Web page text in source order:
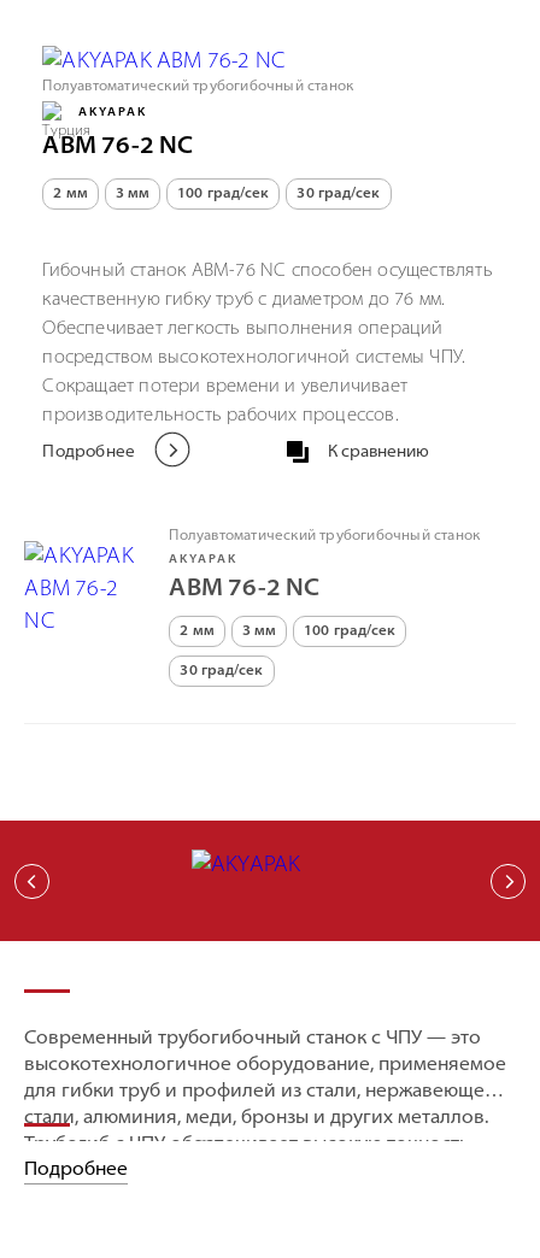
Полуавтоматический трубогибочный станок
AKYAPAK
ABM 76-2 NC
2 мм 3 мм 100 град/сек 30 град/сек
Гибочный станок АВМ-76 NC способен осуществлять
качественную гибку труб с диаметром до 76 мм.
Обеспечивает легкость выполнения операций
посредством высокотехнологичной системы ЧПУ.
Сокращает потери времени и увеличивает
производительность рабочих процессов.
Подробнее
К сравнению
Полуавтоматический трубогибочный станок
AKYAPAK
ABM 76-2 NC
2 мм 3 мм 100 град/сек
30 град/сек
Современный трубогибочный станок с ЧПУ — это
высокотехнологичное оборудование, применяемое
для гибки труб и профилей из стали, нержавеющей
стали, алюминия, меди, бронзы и других металлов.
Трубогиб с ЧПУ обеспечивает высокую точность,
повторяемость и возможность обработки сложных
Что такое трубогибочный станок с
ЧПУ — виды и особенности
Подробнее